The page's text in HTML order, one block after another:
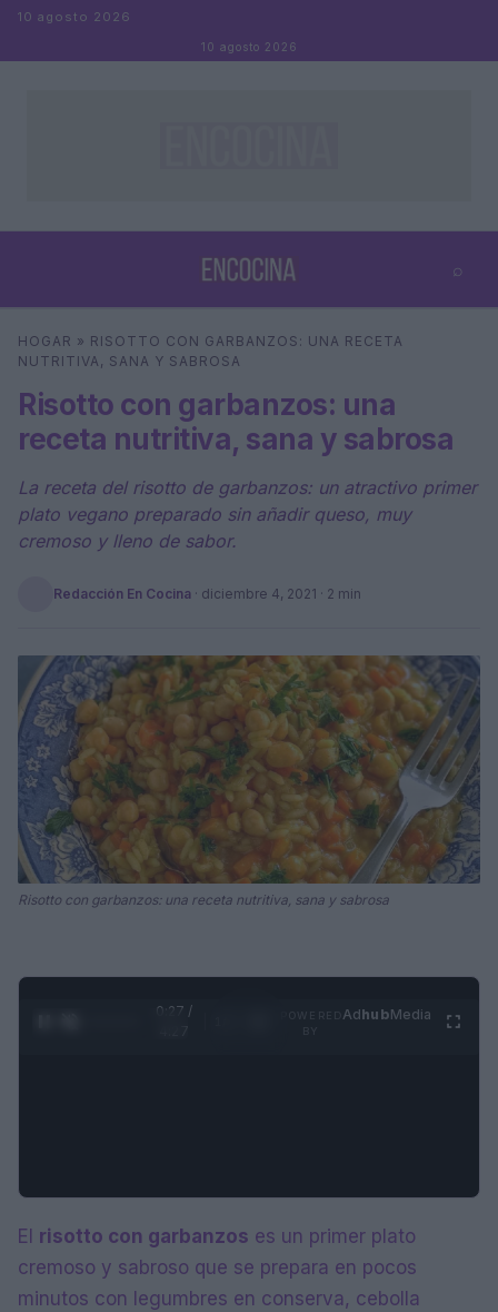
Saltar al contenido
10 agosto 2026
10 agosto 2026
⌕
Buscar
HOGAR » RISOTTO CON GARBANZOS: UNA RECETA
NUTRITIVA, SANA Y SABROSA
Risotto con garbanzos: una
receta nutritiva, sana y sabrosa
La receta del risotto de garbanzos: un atractivo primer
plato vegano preparado sin añadir queso, muy
cremoso y lleno de sabor.
Redacción En Cocina · diciembre 4, 2021 · 2 min
Risotto con garbanzos: una receta nutritiva, sana y sabrosa
0:28 /
AdhubMedia
El risotto con garbanzos es un primer plato
cremoso y sabroso que se prepara en pocos
minutos con legumbres en conserva, cebolla